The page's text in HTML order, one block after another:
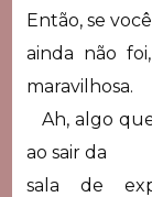
Então, se
ainda não
maravilhosa.
Ah, algo
ao sair da
sala de